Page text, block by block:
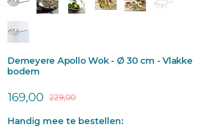
Demeyere Apollo Wok - Ø 30 cm - Vlakke
bodem
169,00 229,00
Handig mee te bestellen: